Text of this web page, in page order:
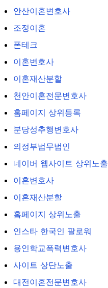
안산이혼변호사
조정이혼
폰테크
이혼변호사
이혼재산분할
천안이혼전문변호사
홈페이지 상위등록
분당성추행변호사
의정부법무법인
네이버 웹사이트 상위노출
이혼변호사
이혼재산분할
홈페이지 상위노출
인스타 한국인 팔로워
용인학교폭력변호사
사이트 상단노출
대전이혼전문변호사